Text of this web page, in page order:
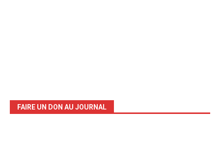
FAIRE UN DON AU JOURNAL